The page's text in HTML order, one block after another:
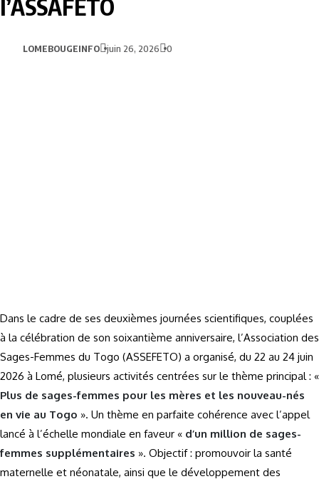
l’ASSAFETO
LOMEBOUGEINFO juin 26, 2026 0
Dans le cadre de ses deuxièmes journées scientifiques, couplées
à la célébration de son soixantième anniversaire, l’Association des
Sages-Femmes du Togo (ASSEFETO) a organisé, du 22 au 24 juin
2026 à Lomé, plusieurs activités centrées sur le thème principal : «
Plus de sages-femmes pour les mères et les nouveau-nés
en vie au Togo ». Un thème en parfaite cohérence avec l’appel
lancé à l’échelle mondiale en faveur « d’un million de sages-
femmes supplémentaires ». Objectif : promouvoir la santé
maternelle et néonatale, ainsi que le développement des